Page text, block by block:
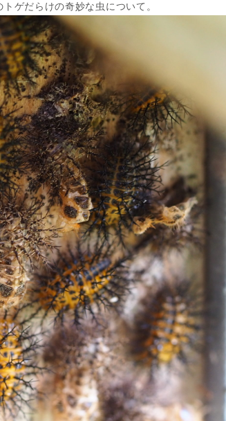
ゲだらけの奇妙な虫について。